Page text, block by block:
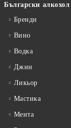
Български алкохол
Бренди
Вино
Водка
Джин
Ликьор
Мастика
Мента